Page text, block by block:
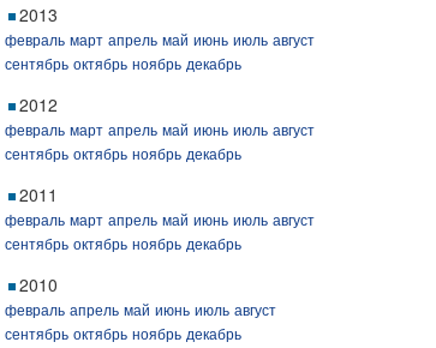
2013
февраль март апрель май июнь июль август
сентябрь октябрь ноябрь декабрь
2012
февраль март апрель май июнь июль август
сентябрь октябрь ноябрь декабрь
2011
февраль март апрель май июнь июль август
сентябрь октябрь ноябрь декабрь
2010
февраль апрель май июнь июль август
сентябрь октябрь ноябрь декабрь